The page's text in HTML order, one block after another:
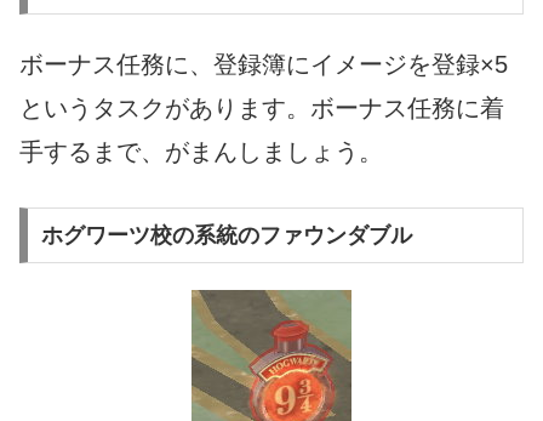
ボーナス任務に、登録簿にイメージを登録×5
というタスクがあります。ボーナス任務に着
手するまで、がまんしましょう。
ホグワーツ校の系統のファウンダブル